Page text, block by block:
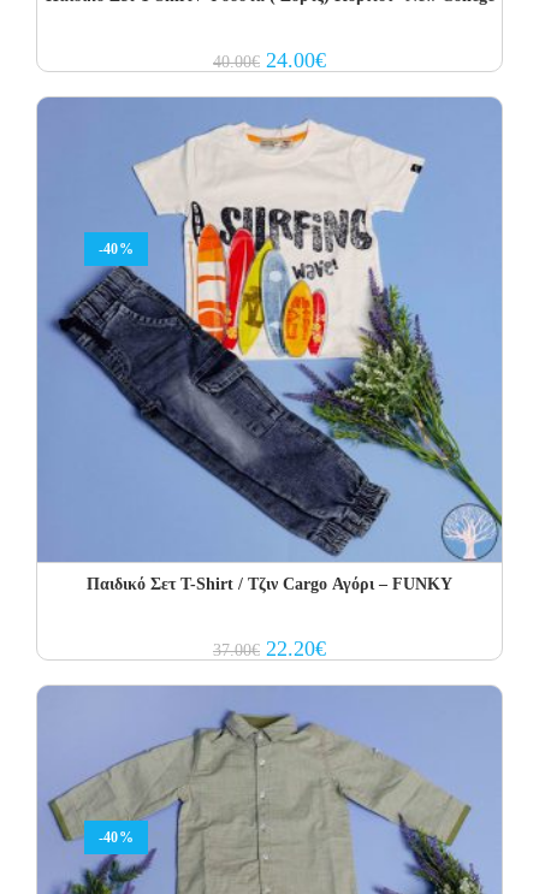
40.00€ Original
price
24.00€Current
price
-40%
Παιδικό Σετ Τ-Shirt / Τζιν Cargo Αγόρι – FUNKY
37.00€ Original
price
22.20€Current
price
-40%